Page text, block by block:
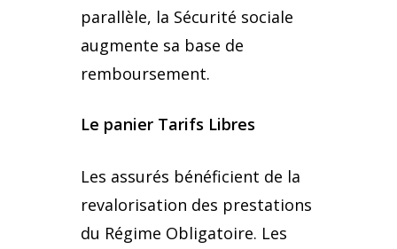
parallèle, la Sécurité sociale
augmente sa base de
remboursement.
Le panier Tarifs Libres
Les assurés bénéficient de la
revalorisation des prestations
du Régime Obligatoire. Les